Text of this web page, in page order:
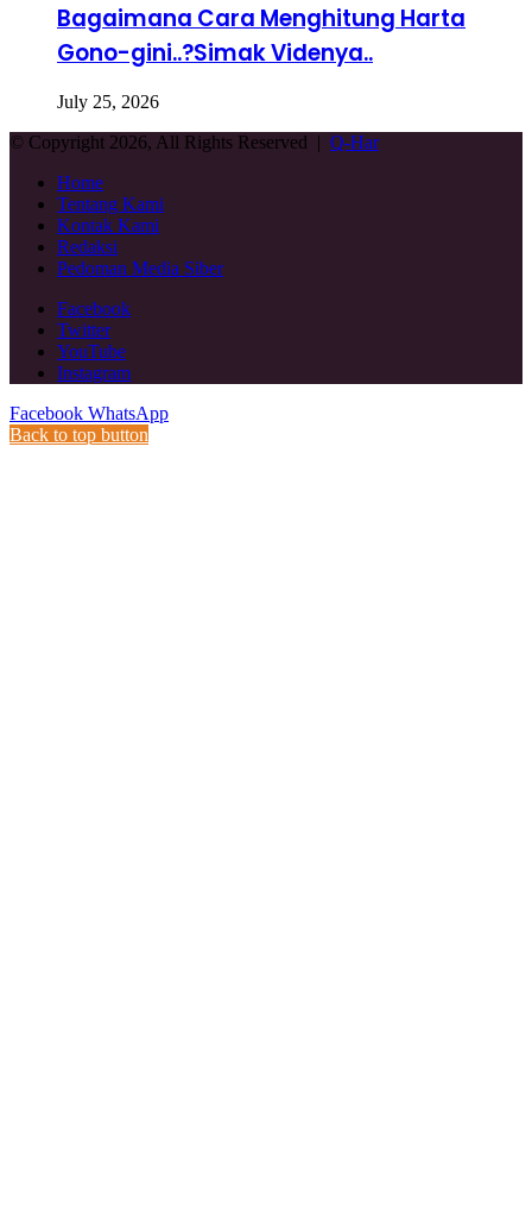
Bagaimana Cara Menghitung Harta
Gono-gini..?Simak Videnya..
July 25, 2026
© Copyright 2026, All Rights Reserved | Q-Har
Home
Tentang Kami
Kontak Kami
Redaksi
Pedoman Media Siber
Facebook
Twitter
YouTube
Instagram
Facebook WhatsApp
Back to top button